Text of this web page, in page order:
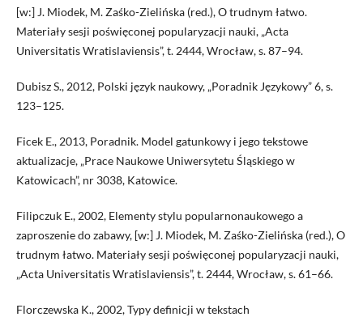
[w:] J. Miodek, M. Zaśko-Zielińska (red.), O trudnym łatwo.
Materiały sesji poświęconej popularyzacji nauki, „Acta
Universitatis Wratislaviensis”, t. 2444, Wrocław, s. 87–94.
Dubisz S., 2012, Polski język naukowy, „Poradnik Językowy” 6, s.
123–125.
Ficek E., 2013, Poradnik. Model gatunkowy i jego tekstowe
aktualizacje, „Prace Naukowe Uniwersytetu Śląskiego w
Katowicach”, nr 3038, Katowice.
Filipczuk E., 2002, Elementy stylu popularnonaukowego a
zaproszenie do zabawy, [w:] J. Miodek, M. Zaśko-Zielińska (red.), O
trudnym łatwo. Materiały sesji poświęconej popularyzacji nauki,
„Acta Universitatis Wratislaviensis”, t. 2444, Wrocław, s. 61–66.
Florczewska K., 2002, Typy definicji w tekstach